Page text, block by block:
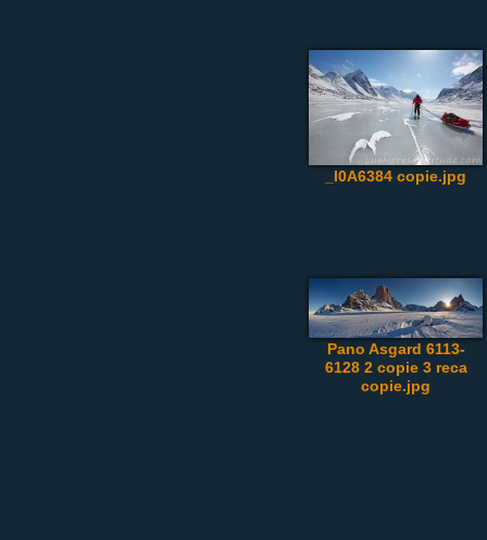
_I0A6384 copie.jpg
Pano Asgard 6113-
6128 2 copie 3 reca
copie.jpg